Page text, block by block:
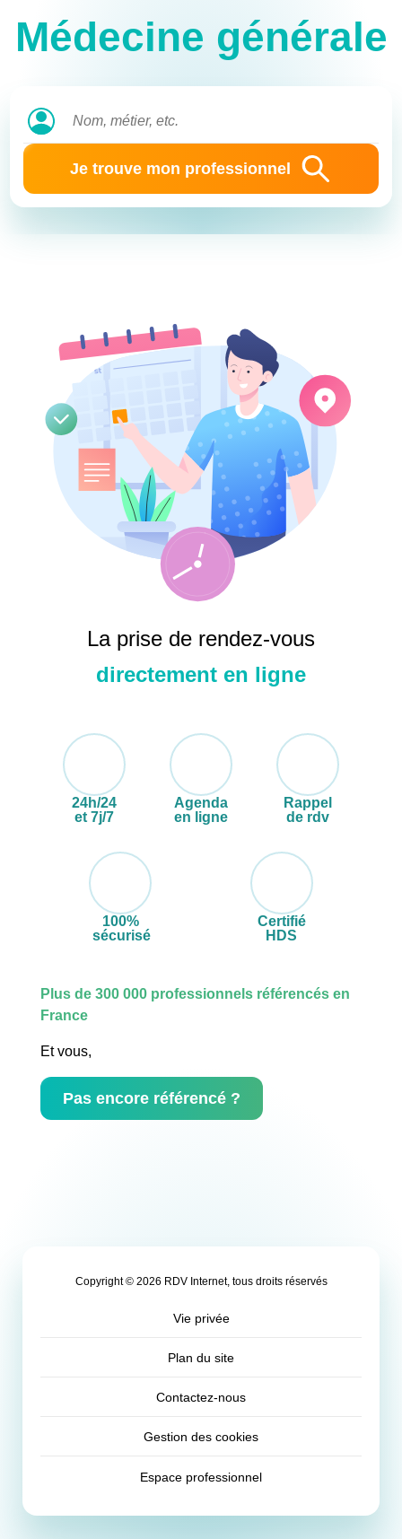
Médecine générale
Je trouve mon professionnel
La prise de rendez-vous
directement en ligne
24h/24
et 7j/7
Agenda
en ligne
Rappel
de rdv
100%
sécurisé
Certifié
HDS
Plus de 300 000 professionnels référencés en
France
Et vous,
Pas encore référencé ?
Copyright © 2026 RDV Internet, tous droits réservés
Vie privée
Plan du site
Contactez-nous
Gestion des cookies
Espace professionnel
Mot de passe
Se souvenir de moi